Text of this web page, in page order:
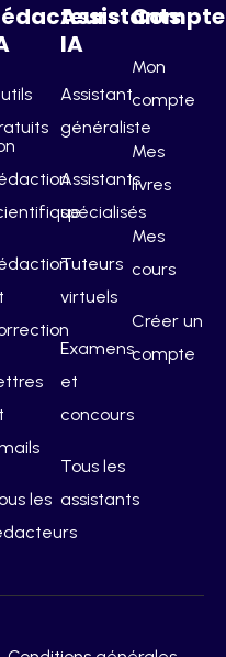
les
Assistants
IA
Assistant
généraliste
Assistants
spécialisés
Tuteurs
virtuels
Examens
et
concours
Tous les
assistants
Compte
Mon
compte
Mes
livres
Mes
cours
Créer un
compte